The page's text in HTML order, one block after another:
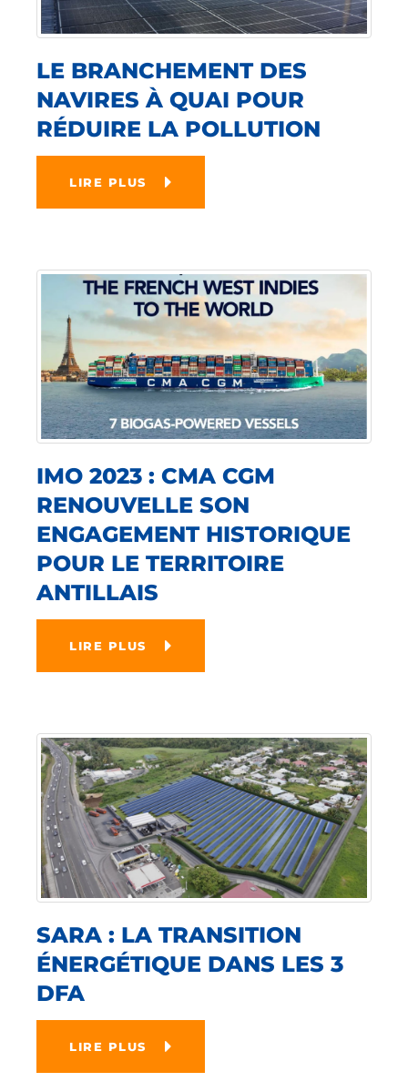
LE BRANCHEMENT DES
NAVIRES À QUAI POUR
RÉDUIRE LA POLLUTION
LIRE PLUS
IMO 2023 : CMA CGM
RENOUVELLE SON
ENGAGEMENT HISTORIQUE
POUR LE TERRITOIRE
ANTILLAIS
LIRE PLUS
SARA : LA TRANSITION
ÉNERGÉTIQUE DANS LES 3
DFA
LIRE PLUS